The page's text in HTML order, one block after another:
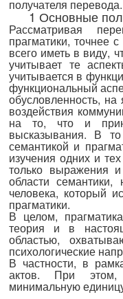
получателя
1 Основные
Рассматривая
прагматики, точнее
всего иметь в виду,
учитывает те
учитывается в
функциональный
обусловленность,
воздействия
на то, что и
высказывания. В
семантикой и
изучения одних и
только выражения
области
человека, который
прагматики.
В целом,
теория и в
областью,
психологические
В частности, в
актов. При этом,
минимальную